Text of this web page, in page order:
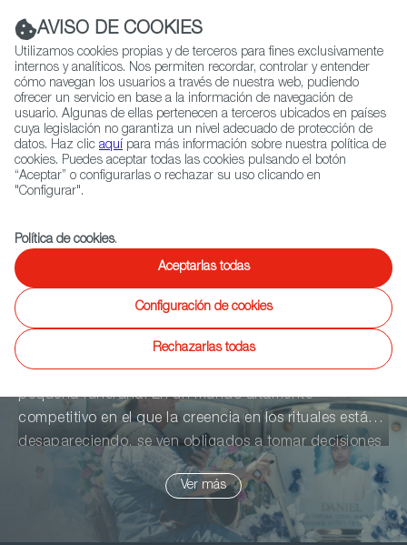
Navigation link
|
QUIÉNES SOMOS RED EXTERIOR
Selecciona
idioma
Ficción
Dead Time(s) (Los
tiempos muertos)
Tres hermanos luchan por mantener a flote su
pequeña funeraria. En un mundo altamente
competitivo en el que la creencia en los rituales está
desapareciendo, se ven obligados a tomar decisiones
drásticas en un intento por modernizarse.
Ver más
AVISO DE COOKIES
Utilizamos cookies propias y de terceros para fines exclusivamente
internos y analíticos. Nos permiten recordar, controlar y entender
cómo navegan los usuarios a través de nuestra web, pudiendo
ofrecer un servicio en base a la información de navegación de
usuario. Algunas de ellas pertenecen a terceros ubicados en países
cuya legislación no garantiza un nivel adecuado de protección de
datos. Haz clic aquí para más información sobre nuestra política de
cookies. Puedes aceptar todas las cookies pulsando el botón
“Aceptar” o configurarlas o rechazar su uso clicando en
"Configurar".
Política de cookies.
Aceptarlas todas
Configuración de cookies
Rechazarlas todas